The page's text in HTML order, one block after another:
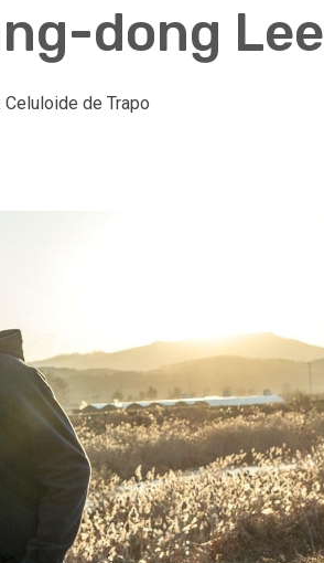
dong Lee
Celuloide de Trapo